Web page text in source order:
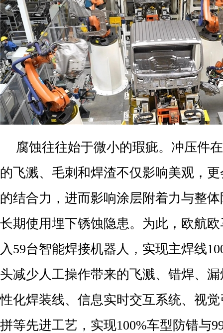
腐蚀往往始于微小的瑕疵。冲压件
的飞溅、毛刺和焊渣不仅影响美观，
的结合力，进而影响涂层附着力与整
长期使用埋下锈蚀隐患。为此，欧航
入59台智能焊接机器人，实现主焊线
头减少人工操作带来的飞溅、错焊、
性化焊装线、信息实时交互系统、视
拼等先进工艺，实现100%车型防错与